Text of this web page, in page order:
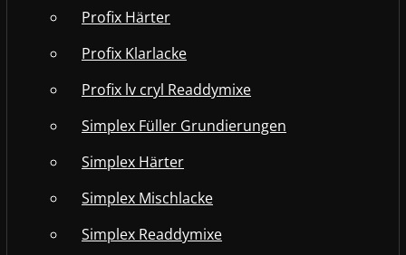
Profix Härter
Profix Klarlacke
Profix lv cryl Readdymixe
Simplex Füller Grundierungen
Simplex Härter
Simplex Mischlacke
Simplex Readdymixe